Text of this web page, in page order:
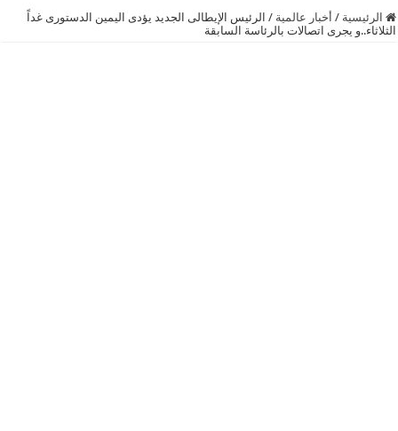
الرئيسية / أخبار عالمية / الرئيس الإيطالى الجديد يؤدى اليمين الدستورى غداً
الثلاثاء..و يجرى اتصالات بالرئاسة السابقة